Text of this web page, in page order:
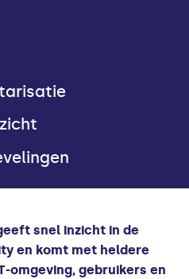
snel inzicht in de
en komt met heldere
omgeving, gebruikers en